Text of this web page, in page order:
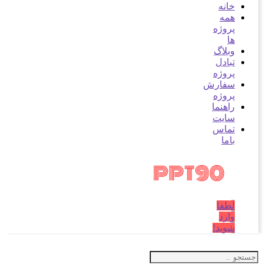
خانه
همه
پروژه
ها
وبلاگ
تبادل
پروژه
سفارش
پروژه
راهنما
سایت
تماس
باما
لطفا
وارد
شوید!